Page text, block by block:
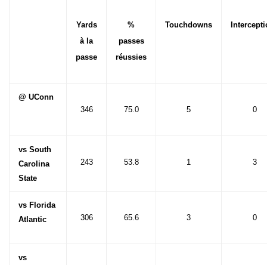
Yards
à la
passe
%
passes
réussies
Touchdowns
@ UConn
346
75.0 5 0
vs South
Carolina
State
243 53.8 1 3
vs Florida
Atlantic
306 65.6 3 0
vs